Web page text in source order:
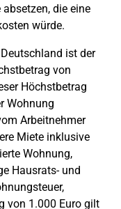
die eine
würde.
ist der
von
Höchstbetrag
Wohnung
Arbeitnehmer
Miete inklusive
Wohnung,
Hausrats- und
von 1.000 Euro gilt